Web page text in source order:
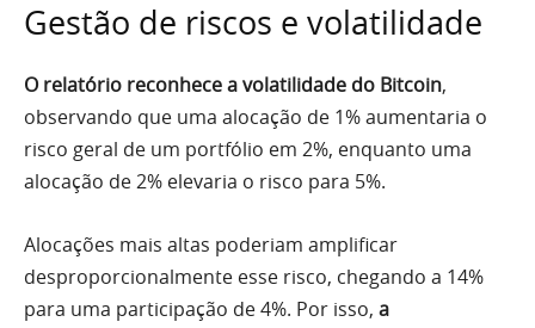
Gestão de riscos e volatilidade
O relatório reconhece a volatilidade do Bitcoin,
observando que uma alocação de 1% aumentaria o
risco geral de um portfólio em 2%, enquanto uma
alocação de 2% elevaria o risco para 5%.
Alocações mais altas poderiam amplificar
desproporcionalmente esse risco, chegando a 14%
para uma participação de 4%. Por isso, a